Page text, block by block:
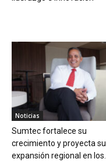
Noticias
Sumtec fortalece su
crecimiento y proyecta su
expansión regional en los...